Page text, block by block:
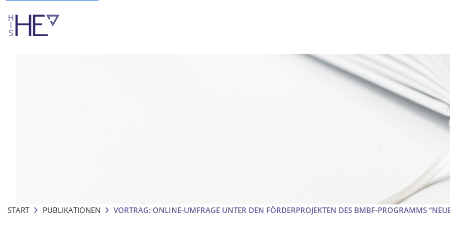
START PUBLIKATIONEN VORTRAG: ONLINE-UMFRAGE UNTER DEN FÖRDERPROJEKTEN DES BMBF-PROGRAMMS